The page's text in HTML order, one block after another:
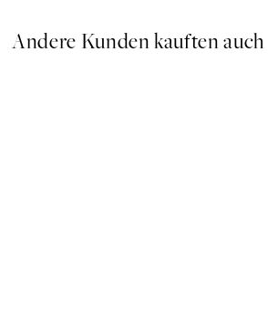
Andere Kunden kauften auch